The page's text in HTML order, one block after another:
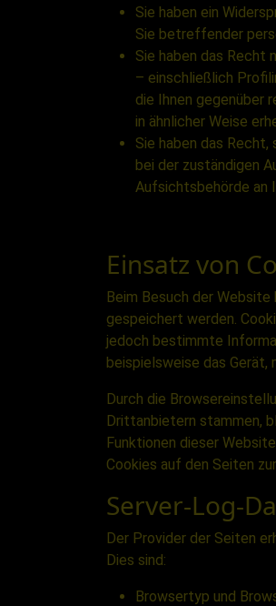
Sie haben ein
Sie betreffender
Sie haben das Recht
– einschließlich
die Ihnen gegenüber
in ähnlicher Weise
Sie haben das
bei der zuständigen
Aufsichtsbehörde an
Einsatz von
Beim Besuch der
gespeichert werden.
jedoch bestimmte
beispielsweise das
Durch die
Drittanbietern stammen,
Funktionen dieser
Cookies auf den Seiten
Server-Log-
Der Provider der Seiten
Dies sind:
Browsertyp und